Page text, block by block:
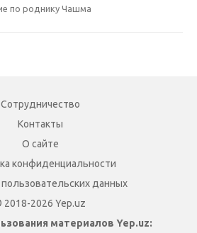
по роднику Чашма
Сотрудничество
Контакты
О сайте
конфиденциальности
данных
2018-2026 Yep.uz
материалов Yep.uz: